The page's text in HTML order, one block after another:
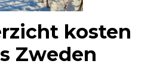
kosten
Zweden